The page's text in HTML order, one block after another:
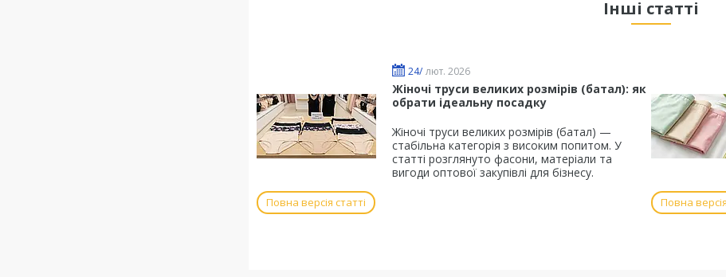
Інші статті
24/ лют. 2026
Жіночі труси великих розмірів (батал): як
обрати ідеальну посадку
Жіночі труси великих розмірів (батал) —
стабільна категорія з високим попитом. У
статті розглянуто фасони, матеріали та
вигоди оптової закупівлі для бізнесу.
Повна версія статті Повна